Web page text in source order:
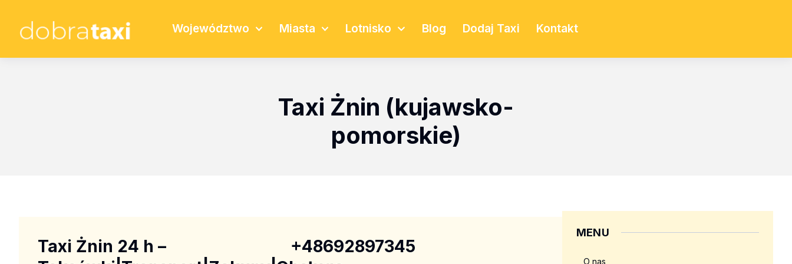
Województwo Miasta Lotnisko Blog Dodaj Taxi Kontakt
Taxi Żnin (kujawsko-
pomorskie)
Taxi Żnin 24 h –
+48692897345
MENU
O nas